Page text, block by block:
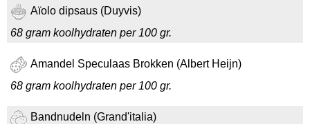
Aïolo dipsaus (Duyvis)
68 gram koolhydraten per 100 gr.
Amandel Speculaas Brokken (Albert Heijn)
68 gram koolhydraten per 100 gr.
Bandnudeln (Grand'italia)